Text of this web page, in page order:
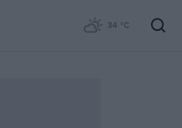
34 °C